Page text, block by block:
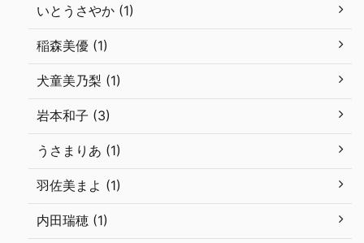
いとうさやか (1)
稲森美優 (1)
犬童美乃梨 (1)
岩本和子 (3)
うさまりあ (1)
羽佐美まよ (1)
内田瑞穂 (1)